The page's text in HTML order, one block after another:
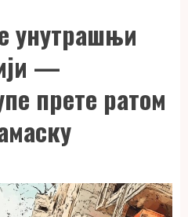
унутрашњи
—
прете ратом